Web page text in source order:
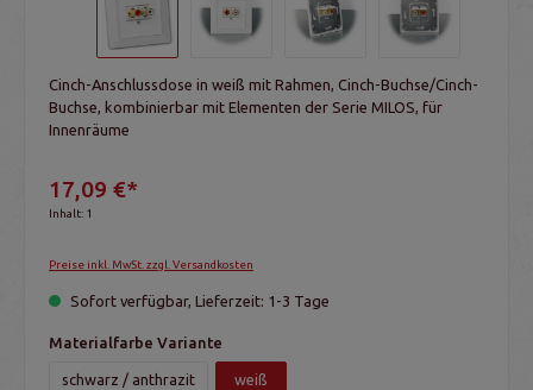
Cinch-Anschlussdose in weiß mit Rahmen, Cinch-Buchse/Cinch-
Buchse, kombinierbar mit Elementen der Serie MILOS, für
Innenräume
17,09 €*
Inhalt: 1
Preise inkl. MwSt. zzgl. Versandkosten
Sofort verfügbar, Lieferzeit: 1-3 Tage
Materialfarbe Variante
schwarz / anthrazit weiß